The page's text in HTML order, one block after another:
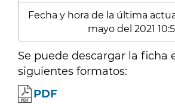
Fecha y hora de la última
mayo del 2021
Se puede descargar la ficha
siguientes formatos:
PDF